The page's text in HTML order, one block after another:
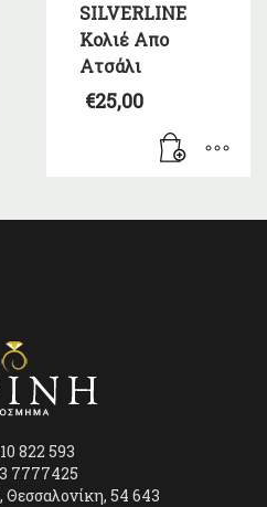
SILVERLINE
Κολιέ Απο
Ατσάλι
€25,00
822 593
7777425
54 643